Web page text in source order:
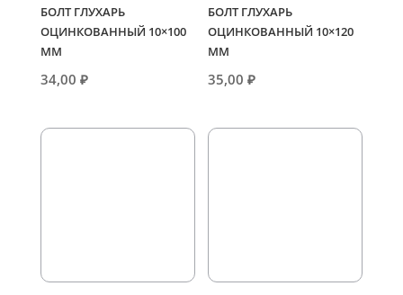
БОЛТ ГЛУХАРЬ
ОЦИНКОВАННЫЙ 10×100
ММ
34,00 ₽
БОЛТ ГЛУХАРЬ
ОЦИНКОВАННЫЙ 10×120
ММ
35,00₽